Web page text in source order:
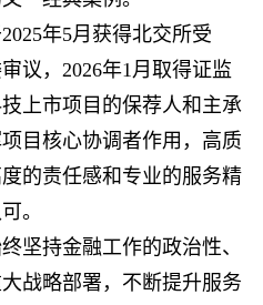
年5月获得北交所受
议，2026年1月取得证监
上市项目的保荐人和主承
目核心协调者作用，高质
的责任感和专业的服务精
。
坚持金融工作的政治性、
战略部署，不断提升服务